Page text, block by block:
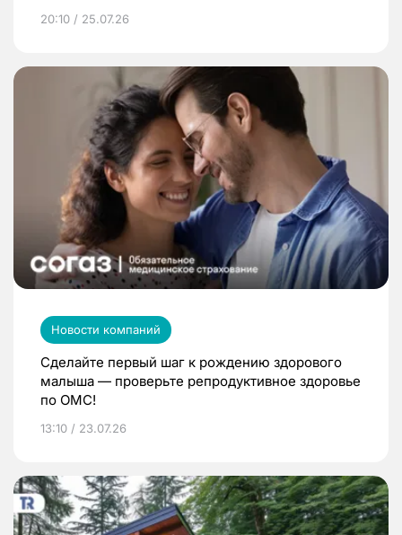
20:10 / 25.07.26
Новости компаний
Сделайте первый шаг к рождению здорового
малыша — проверьте репродуктивное здоровье
по ОМС!
13:10 / 23.07.26